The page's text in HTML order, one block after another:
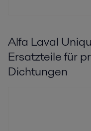
Alfa Laval
Ersatzteile für
Dichtungen